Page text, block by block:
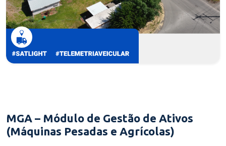
MGA – Módulo de Gestão de Ativos
(Máquinas Pesadas e Agrícolas)